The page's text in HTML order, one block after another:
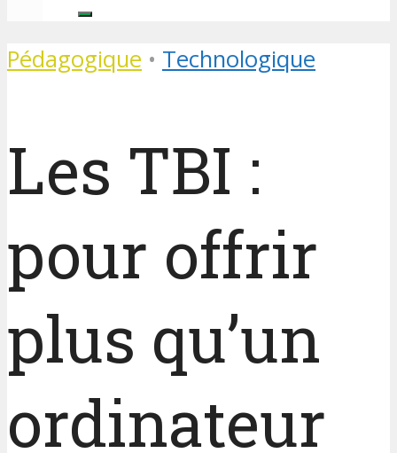
Pédagogique • Technologique
Les TBI :
pour offrir
plus qu’un
ordinateur